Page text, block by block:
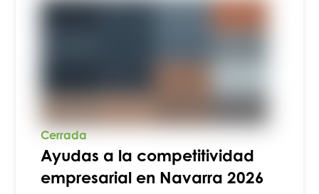
Cerrada
Ayudas a la competitividad
empresarial en Navarra 2026